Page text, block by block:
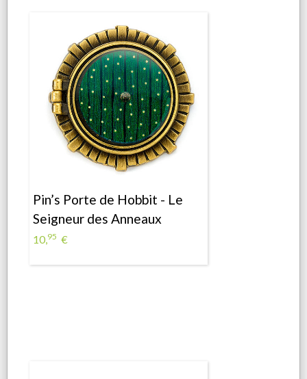
Pin’s Porte de Hobbit - Le
Seigneur des Anneaux
10, 95 €